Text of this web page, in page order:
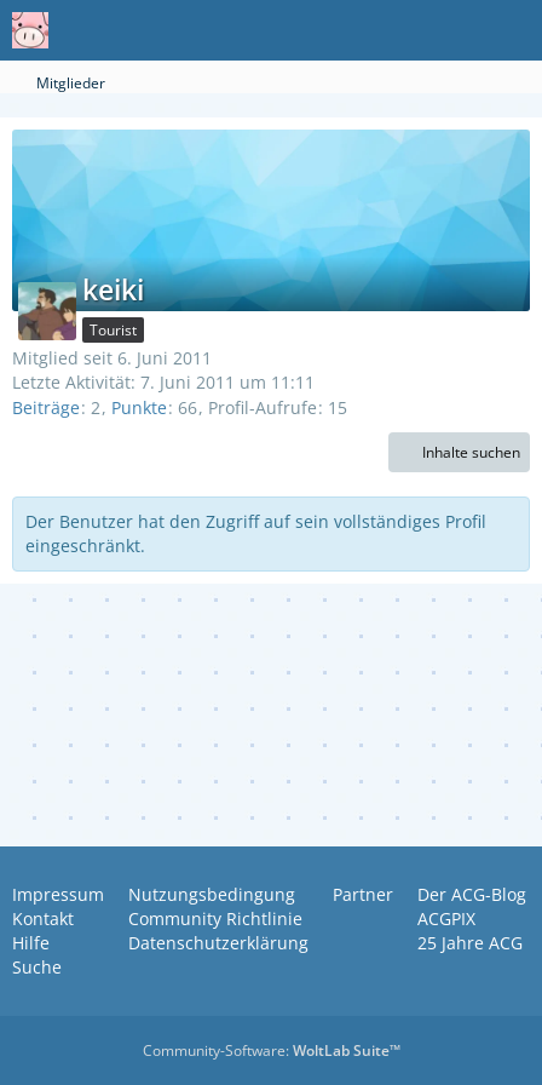
Mitglieder
keiki
Tourist
Mitglied seit 6. Juni 2011
Letzte Aktivität: 7. Juni 2011 um 11:11
Beiträge 2 Punkte 66 Profil-Aufrufe 15
Inhalte suchen
Der Benutzer hat den Zugriff auf sein vollständiges Profil
eingeschränkt.
Impressum
Kontakt
Hilfe
Suche
Nutzungsbedingung
Community Richtlinie
Datenschutzerklärung
Partner
Der ACG-Blog
ACGPIX
25 Jahre ACG
Community-Software:WoltLab Suite™